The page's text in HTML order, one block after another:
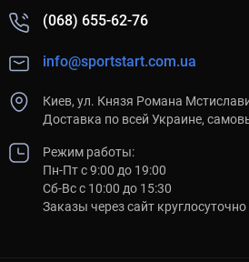
(068) 655-62-76
info@sportstart.com.ua
Киев, ул. Князя Романа
Доставка по всей Украине,
Режим работы:
Пн-Пт с 9:00 до 19:00
Сб-Вс с 10:00 до 15:30
Заказы через сайт круглосуточно